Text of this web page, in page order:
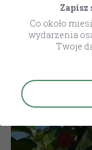
Wydarzenia
Projekty
Polish
Zapisz
Co około
wydarzenia
Twoje